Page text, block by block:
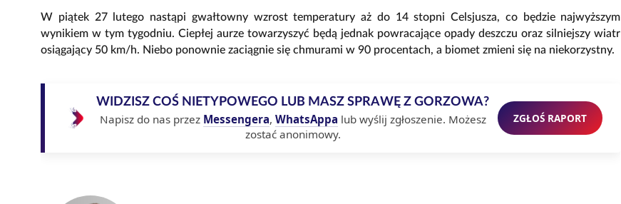
W piątek 27 lutego nastąpi gwałtowny wzrost temperatury aż do 14 stopni Celsjusza, co będzie najwyższym
wynikiem w tym tygodniu. Ciepłej aurze towarzyszyć będą jednak powracające opady deszczu oraz silniejszy wiatr
osiągający 50 km/h. Niebo ponownie zaciągnie się chmurami w 90 procentach, a biomet zmieni się na niekorzystny.
WIDZISZ COŚ NIETYPOWEGO LUB MASZ SPRAWĘ Z GORZOWA?
Napisz do nas przez Messengera, WhatsAppa lub wyślij zgłoszenie. Możesz
zostać anonimowy.
ZGŁOŚ RAPORT